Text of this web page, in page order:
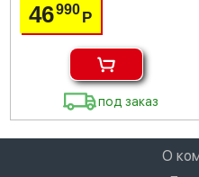
46990Р
под заказ
О